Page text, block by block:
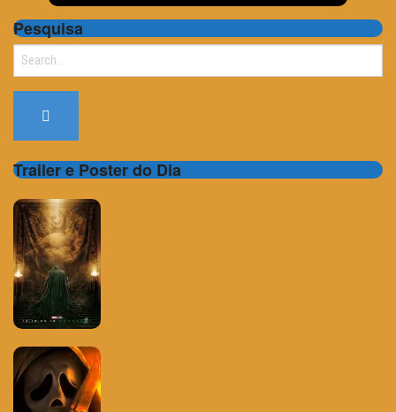
Pesquisa
Search
Trailer e Poster do Dia